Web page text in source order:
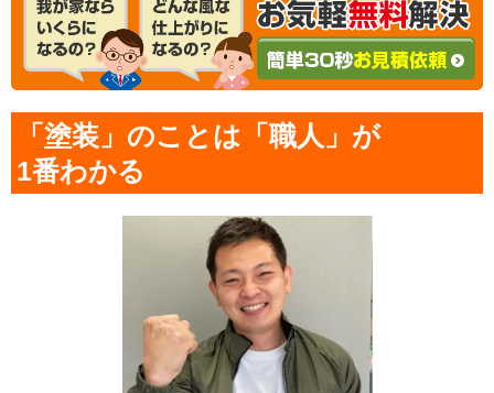
「塗装」のことは「職人」が
1番わかる